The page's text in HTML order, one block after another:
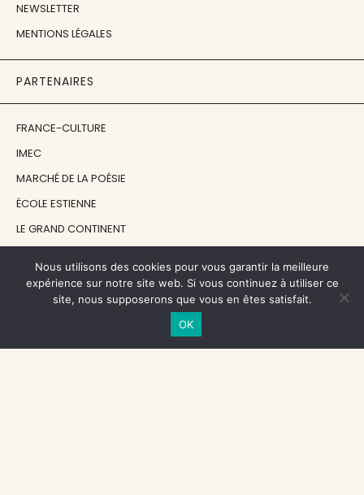
NEWSLETTER
MENTIONS LÉGALES
PARTENAIRES
FRANCE-CULTURE
IMEC
MARCHÉ DE LA POÉSIE
ÉCOLE ESTIENNE
LE GRAND CONTINENT
EN ATTENDANT NADEAU
Nous utilisons des cookies pour vous garantir la meilleure
expérience sur notre site web. Si vous continuez à utiliser ce
site, nous supposerons que vous en êtes satisfait.
OK